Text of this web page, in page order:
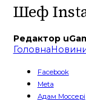
Шеф
Редактор
Головна
Facebook
Meta
Адам Моссері